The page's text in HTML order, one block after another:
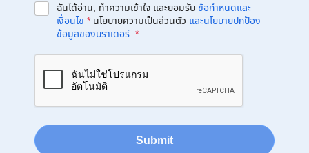
ฉันได้อ่าน, ทำความเข้าใจ และยอมรับข้อกำหนดและ
เงื่อนไข * นโยบายความเป็นส่วนตัว และนโยบายปกป้อง
ข้อมูลของบราเดอร์. *
Submit